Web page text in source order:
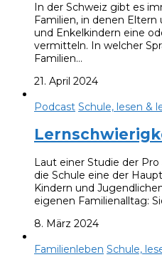
In der Schweiz gibt es
Familien, in denen Eltern
und Enkelkindern eine
vermitteln. In welcher
Familien…
21. April 2024
Podcast Schule, lesen &
Laut einer Studie der
die Schule eine der
Kindern und
eigenen Familienalltag:
8. März 2024
Familienleben Schule,